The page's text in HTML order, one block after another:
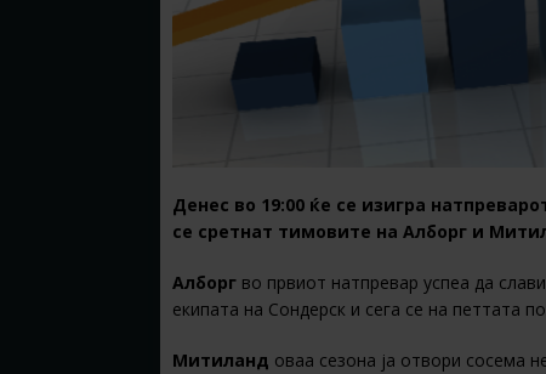
Денес во 19:00 ќе се изигра
се сретнат тимовите на Алборг и
Алборг во првиот натпревар успеа да
екипата на Сондерск и сега се на петтата
Митиланд оваа сезона ја отвори сосема